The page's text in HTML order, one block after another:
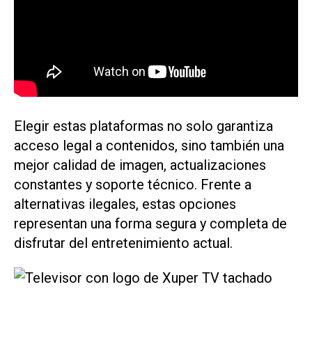
​​​​​​​​​​​​​​Elegir estas plataformas no solo garantiza
acceso legal a contenidos, sino también una
mejor calidad de imagen, actualizaciones
constantes y soporte técnico. Frente a
alternativas ilegales, estas opciones
representan una forma segura y completa de
disfrutar del entretenimiento actual.